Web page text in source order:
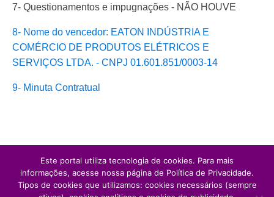
7- Questionamentos e impugnações - NÃO HOUVE
8- Nome do vencedor: EATON INDÚSTRIA E
COMÉRCIO DE PRODUTOS ELÉTRICOS E
SERVIÇOS LTDA. - CNPJ 01.601.851/0003-14
9- Minuta Contratual
Este portal utiliza tecnologia de cookies. Para mais
informações, acesse nossa página de Política de Privacidade.
Tipos de cookies que utilizamos: cookies necessários (sempre